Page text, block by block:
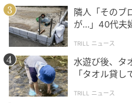
隣人「そのブ
が…」40代夫
TRILL ニュース
水遊び後、
「タオル貸
TRILL ニュース